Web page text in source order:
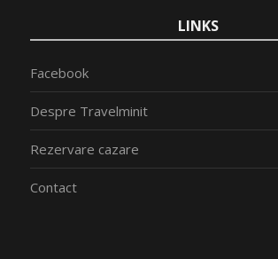
LINKS
Facebook
Despre Travelminit
Rezervare cazare
Contact